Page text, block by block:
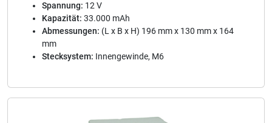
Spannung: 12 V
Kapazität: 33.000 mAh
Abmessungen: (L x B x H) 196 mm x 130 mm x 164
mm
Stecksystem: Innengewinde, M6